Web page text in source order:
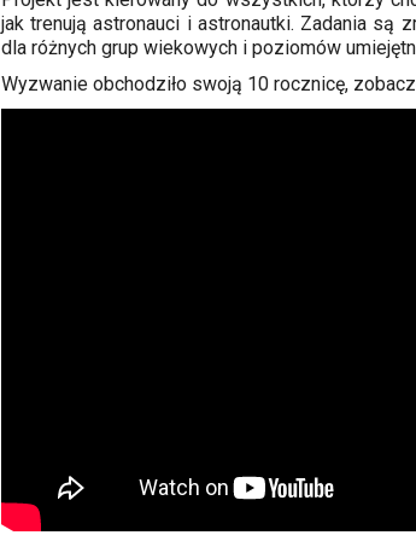
jak trenują astronauci i astronautki. Zadania są
dla różnych grup wiekowych i poziomów
Wyzwanie obchodziło swoją 10 rocznicę,